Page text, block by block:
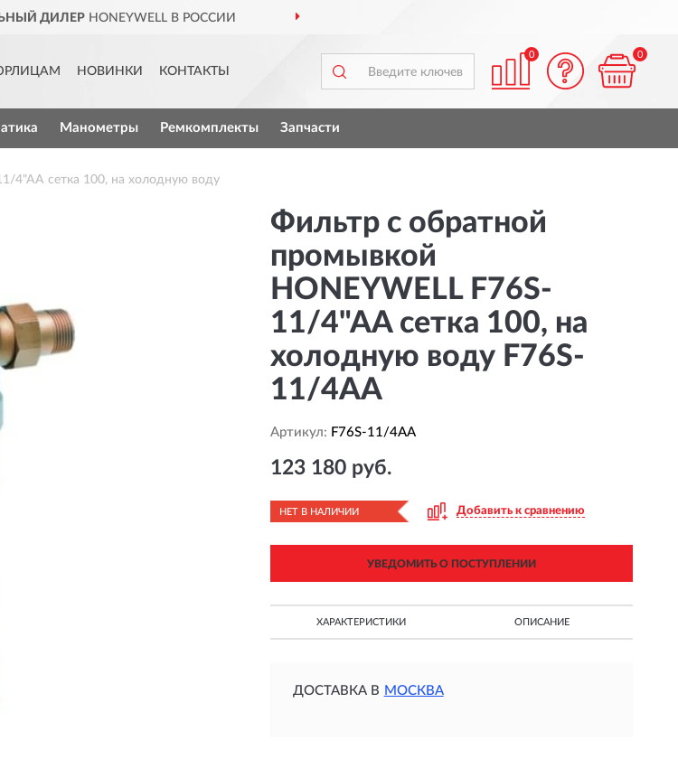
ДИЛЕРHONEYWELL В РОССИИ
НОВИНКИ КОНТАКТЫ
0 0
Манометры Ремкомплекты Запчасти
4"AA сетка 100, на холодную воду
Фильтр с обратной
промывкой
HONEYWELL F76S-
11/4"AA сетка 100, на
холодную воду F76S-
11/4AA
Артикул: F76S-11/4AA
123 180 руб.
НЕТ В НАЛИЧИИ Добавить к сравнению
УВЕДОМИТЬ О ПОСТУПЛЕНИИ
ХАРАКТЕРИСТИКИ ОПИСАНИЕ
ДОСТАВКА В МОСКВА